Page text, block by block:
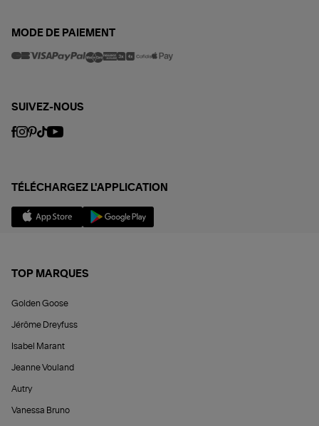
MODE DE PAIEMENT
SUIVEZ-NOUS
TÉLÉCHARGEZ L'APPLICATION
TOP MARQUES
Golden Goose
Jérôme Dreyfuss
Isabel Marant
Jeanne Vouland
Autry
Vanessa Bruno